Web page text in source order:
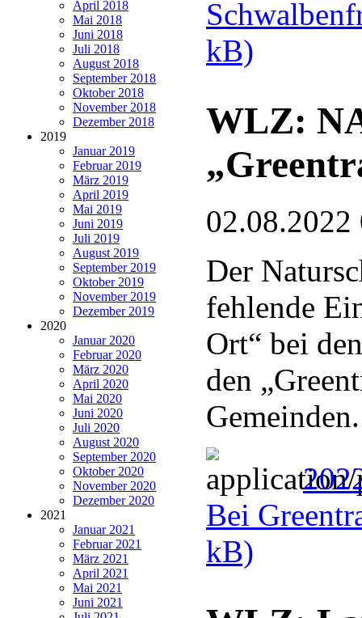
April 2018
Mai 2018
Juni 2018
Juli 2018
August 2018
September 2018
Oktober 2018
November 2018
Dezember 2018
2019
Januar 2019
Februar 2019
März 2019
April 2019
Mai 2019
Juni 2019
Juli 2019
August 2019
September 2019
Oktober 2019
November 2019
Dezember 2019
2020
Januar 2020
Februar 2020
März 2020
April 2020
Mai 2020
Juni 2020
Juli 2020
August 2020
September 2020
Oktober 2020
November 2020
Dezember 2020
2021
Januar 2021
Februar 2021
März 2021
April 2021
Mai 2021
Juni 2021
kB)
WLZ:
02.08.2022
Der
fehlende
Ort“ bei
den
Gemeinden.
Bei
kB)